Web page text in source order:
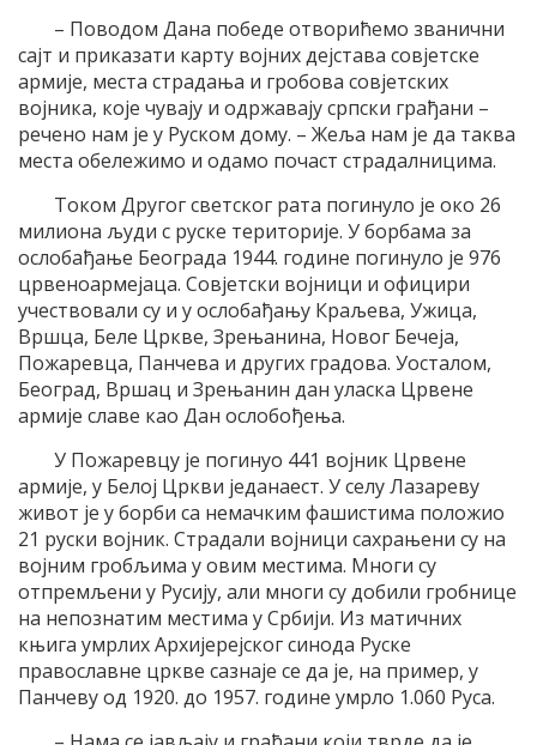
– Поводом Дана победе отворићемо званични
сајт и приказати карту војних дејстава совјетске
армије, места страдања и гробова совјетских
војника, које чувају и одржавају српски грађани –
речено нам је у Руском дому. – Жеља нам је да таква
места обележимо и одамо почаст страдалницима.
Током Другог светског рата погинуло је око 26
милиона људи с руске територије. У борбама за
ослобађање Београда 1944. године погинуло је 976
црвеноармејаца. Совјетски војници и официри
учествовали су и у ослобађању Краљева, Ужица,
Вршца, Беле Цркве, Зрењанина, Новог Бечеја,
Пожаревца, Панчева и других градова. Уосталом,
Београд, Вршац и Зрењанин дан уласка Црвене
армије славе као Дан ослобођења.
У Пожаревцу је погинуо 441 војник Црвене
армије, у Белој Цркви једанаест. У селу Лазареву
живот је у борби са немачким фашистима положио
21 руски војник. Страдали војници сахрањени су на
војним гробљима у овим местима. Многи су
отпремљени у Русију, али многи су добили гробнице
на непознатим местима у Србији. Из матичних
књига умрлих Архијерејског синода Руске
православне цркве сазнаје се да је, на пример, у
Панчеву од 1920. до 1957. године умрло 1.060 Руса.